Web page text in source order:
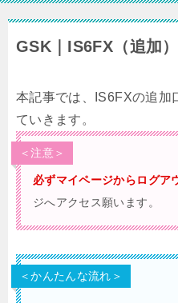
GSK｜IS6FX（追加
本記事では、IS6FXの追加
ていきます。
＜注意＞
必ずマイページからログア
ジへアクセス願います。
＜かんたんな流れ＞